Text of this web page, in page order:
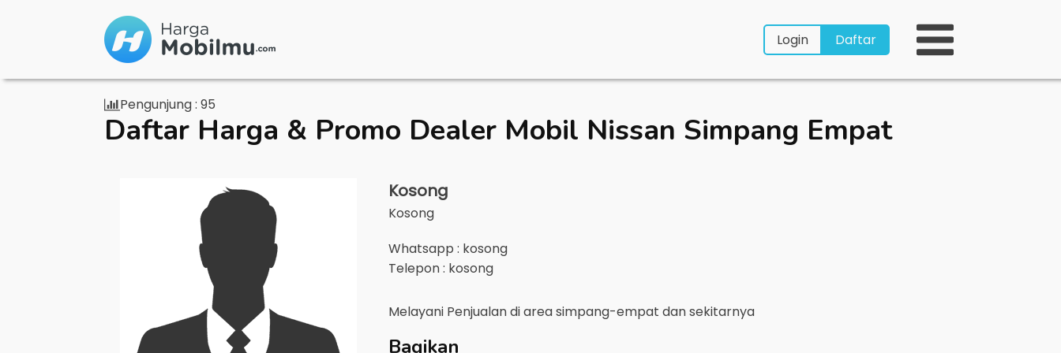
Login Daftar
Pengunjung : 95
Daftar Harga & Promo Dealer Mobil Nissan Simpang Empat
Kosong
Kosong
Whatsapp : kosong
Telepon : kosong
Melayani Penjualan di areasimpang-empat dan sekitarnya
Bagikan